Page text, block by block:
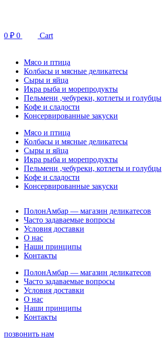
0 ₽ 0 Cart
Мясо и птица
Колбасы и мясные деликатесы
Сыры и яйца
Икра рыба и морепродукты
Пельмени ,чебуреки, котлеты и голубцы
Кофе и сладости
Консервированные закуски
Мясо и птица
Колбасы и мясные деликатесы
Сыры и яйца
Икра рыба и морепродукты
Пельмени ,чебуреки, котлеты и голубцы
Кофе и сладости
Консервированные закуски
ПолонАмбар — магазин деликатесов
Часто задаваемые вопросы
Условия доставки
О нас
Наши принципы
Контакты
ПолонАмбар — магазин деликатесов
Часто задаваемые вопросы
Условия доставки
О нас
Наши принципы
Контакты
позвонить нам